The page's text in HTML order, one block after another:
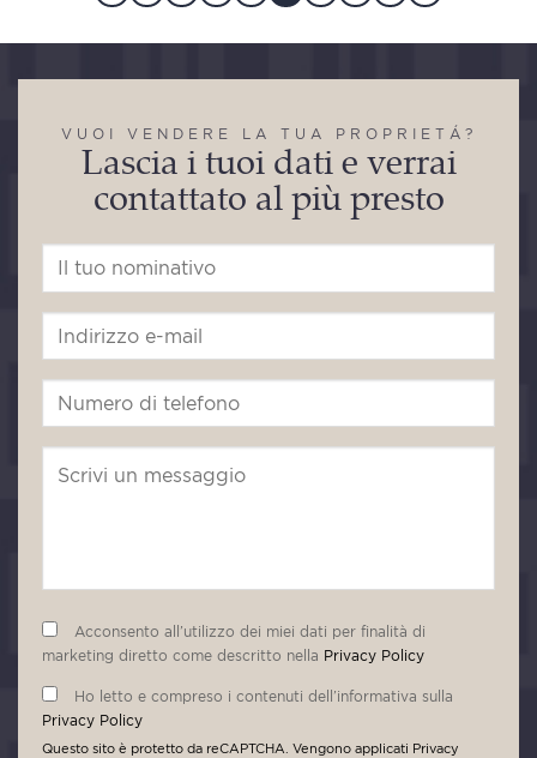
VUOI VENDERE LA TUA PROPRIETÁ?
Lascia i tuoi dati e verrai
contattato al più presto
Acconsento all’utilizzo dei miei dati per finalità di
marketing diretto come descritto nella Privacy Policy
Ho letto e compreso i contenuti dell’informativa sulla
Privacy Policy
Questo sito è protetto da reCAPTCHA. Vengono applicati Privacy